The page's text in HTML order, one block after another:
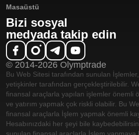
Masaüstü
Bizi sosyal
medyada takip edin
© 2014-2026 Olymptrade
Bu Web Sitesi tarafından sunulan
yetişkinler tarafından gerçekleştirilebilir.
finansal araçlarla yapılan işlemler önemli
ve yatırım yapmak çok riskli olabilir. Bu
finansal araçlarla İşlem yapmak önemli
Hesabınızdaki her şeyi bile